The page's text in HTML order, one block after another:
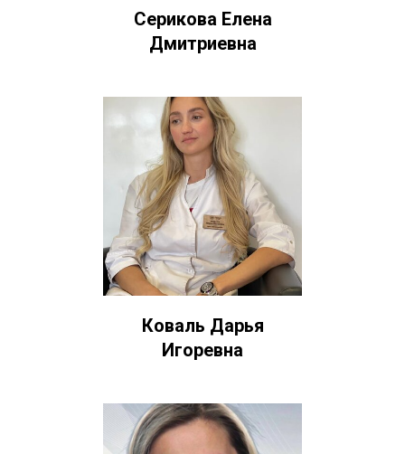
Серикова Елена
Дмитриевна
Коваль Дарья
Игоревна